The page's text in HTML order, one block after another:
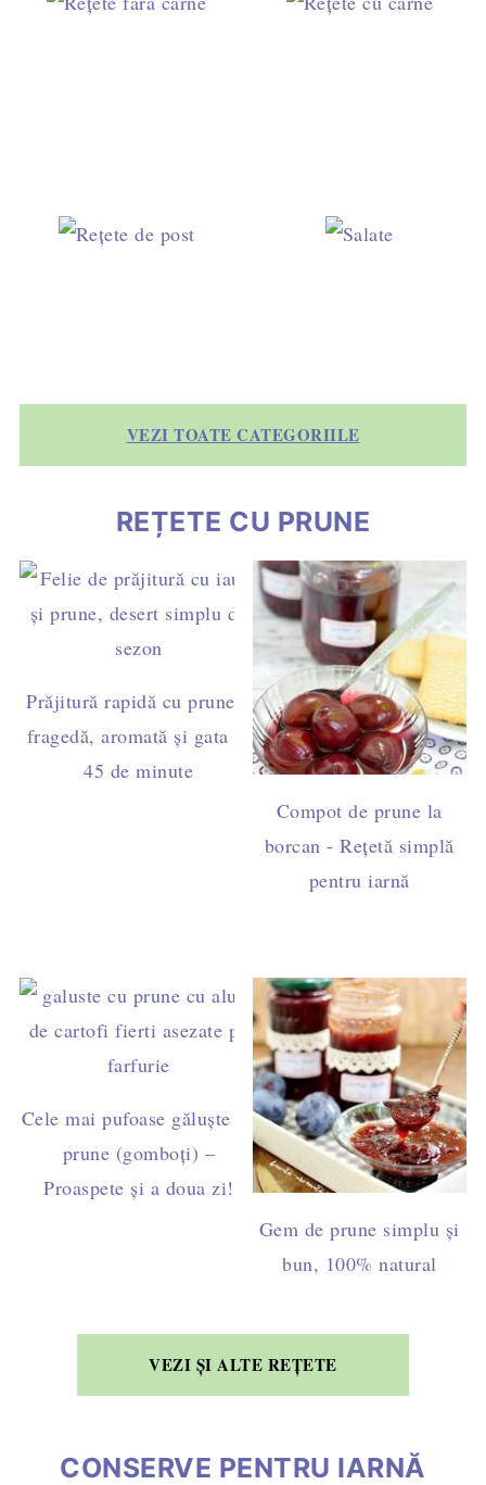
VEZI TOATE CATEGORIILE
REȚETE CU PRUNE
Prăjitură rapidă cu prune –
fragedă, aromată și gata în
45 de minute
Compot de prune la
borcan - Rețetă simplă
pentru iarnă
Cele mai pufoase găluște cu
prune (gomboți) –
Proaspete și a doua zi!
Gem de prune simplu și
bun, 100% natural
VEZI ȘI ALTE REȚETE
CONSERVE PENTRU IARNĂ